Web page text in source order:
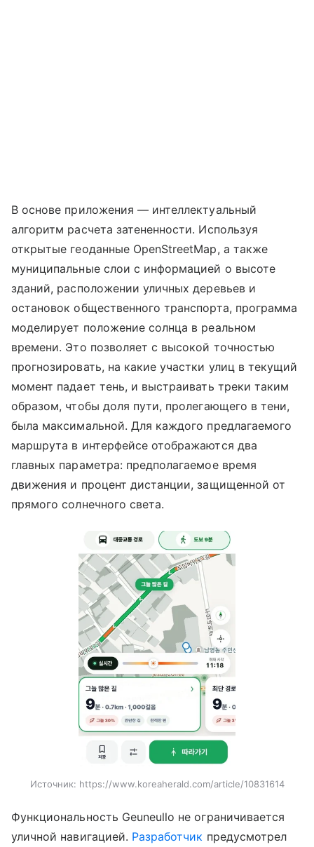
В основе приложения — интеллектуальный
алгоритм расчета затененности. Используя
открытые геоданные OpenStreetMap, а также
муниципальные слои с информацией о высоте
зданий, расположении уличных деревьев и
остановок общественного транспорта, программа
моделирует положение солнца в реальном
времени. Это позволяет с высокой точностью
прогнозировать, на какие участки улиц в текущий
момент падает тень, и выстраивать треки таким
образом, чтобы доля пути, пролегающего в тени,
была максимальной. Для каждого предлагаемого
маршрута в интерфейсе отображаются два
главных параметра: предполагаемое время
движения и процент дистанции, защищенной от
прямого солнечного света.
Источник: https://www.koreaherald.com/article/10831614
Функциональность Geuneullo не ограничивается
уличной навигацией. Разработчик предусмотрел